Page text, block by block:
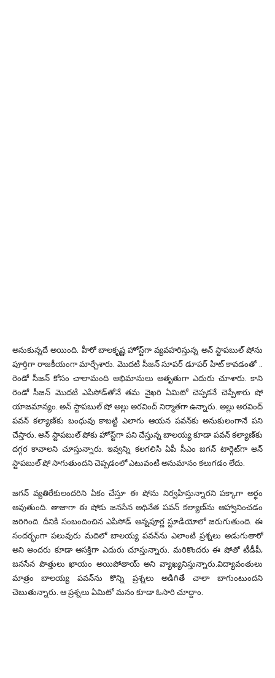
అనుకున్నదే అయింది. హీరో బాలకృష్ణ హోస్ట్‌గా వ్యవహరిస్తున్న అన్ స్టాపబుల్‌ షోను
పూర్తిగా రాజకీయంగా మార్చేశారు. మొదటి సీజన్ సూపర్ డూపర్ హిట్ కావడంతో ..
రెండో సీజన్ కోసం చాలామంది అభిమానులు అతృతుగా ఎదురు చూశారు. కాని
రెండో సీజన్ మొదటి ఎపిసోడ్‌తోనే తమ వైఖరి ఏమిటో చెప్పకనే చెప్పేశారు షో
యాజమాన్యం. అన్ స్టాపబుల్‌ షో అల్లు అరవింద్ నిర్మాతగా ఉన్నారు. అల్లు అరవింద్
పవన్ కల్యాణ్‌కు బంధువు కాబట్టి ఎలాగు ఆయన పవన్‌కు అనుకులంగానే పని
చేస్తారు. అన్ స్టాపబుల్‌ షోకు హోస్ట్‌గా పని చేస్తున్న బాలయ్య కూడా పవన్ కల్యాణ్‌కు
దగ్గర కావాలని చూస్తున్నారు. ఇవ్వన్ని కలగలిసి ఏపీ సీఎం జగన్ టార్గెట్‌గా అన్
స్టాపబుల్‌ షో సాగుతుందని చెప్పడంలో ఎటువంటి అనుమానం కలుగడం లేదు.
జగన్ వ్యతిరేకులందరిని ఏకం చేస్తూ ఈ షోను నిర్వహిస్తున్నారని పక్కాగా అర్థం
అవుతుంది. తాజాగా ఈ షోకు జనసేన అధినేత పవన్ కల్యాణ్‌ను ఆహ్వానించడం
జరిగింది. దీనికి సంబందించిన ఎపిసోడ్ అన్నపూర్ణ స్టూడియోలో జరుగుతుంది. ఈ
సందర్భంగా పలువురు మదిలో బాలయ్య పవన్‌ను ఎలాంటి ప్రశ్నలు అడుగుతారో
అని అందరు కూడా ఆసక్తిగా ఎదురు చూస్తున్నారు. మరికొందరు ఈ షోతో టీడీపీ,
జనసేన పొత్తులు ఖాయం అయిపోతాయ్ అని వ్యాఖ్యనిస్తున్నారు.విద్యావంతులు
మాత్రం బాలయ్య పవన్‌ను కొన్ని ప్రశ్నలు అడిగితే చాలా బాగుంటుందని
చెబుతున్నారు. ఆ ప్రశ్నలు ఏమిటో మనం కూడా ఓసారి చూద్దాం.